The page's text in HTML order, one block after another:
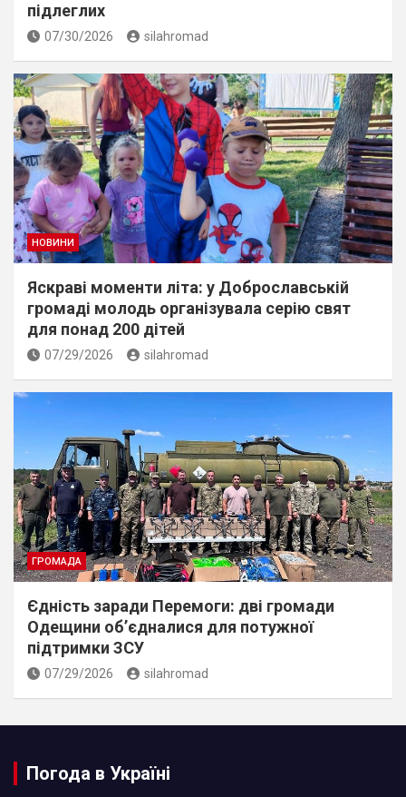
підлеглих
07/30/2026 silahromad
НОВИНИ
Яскраві моменти літа: у Доброславській
громаді молодь організувала серію свят
для понад 200 дітей
07/29/2026 silahromad
ГРОМАДА
Єдність заради Перемоги: дві громади
Одещини об’єдналися для потужної
підтримки ЗСУ
07/29/2026 silahromad
Погода в Україні